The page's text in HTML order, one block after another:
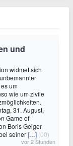
und
widmet sich
um
wie um zivile
31. August,
Game of
Boris Geiger
seiner[…] (00)
vor 2 Stunden